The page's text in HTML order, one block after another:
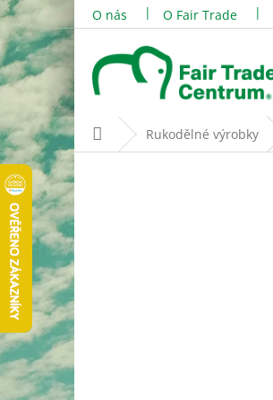
Přejít
na
obsah
O nás O Fair Trade
Domů Rukodělné výrobky